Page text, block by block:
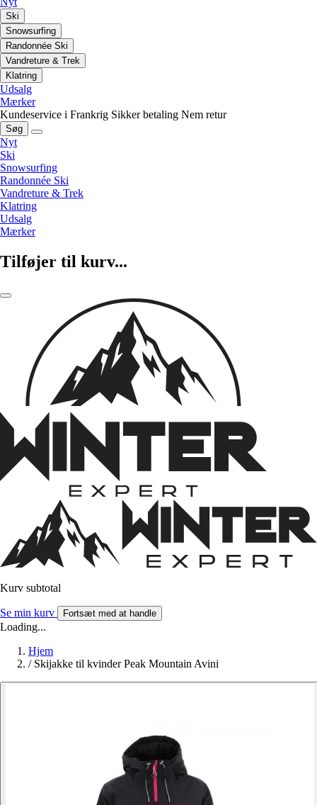
Ski
Snowsurfing
Randonnée Ski
Vandreture & Trek
Klatring
Udsalg
Mærker
Kundeservice i Frankrig Sikker betaling Nem retur
Søg
Nyt
Ski
Snowsurfing
Randonnée Ski
Vandreture & Trek
Klatring
Udsalg
Mærker
Tilføjer til kurv...
Kurv subtotal
Se min kurv Fortsæt med at handle
Loading...
Hjem
/ Skijakke til kvinder Peak Mountain Avini